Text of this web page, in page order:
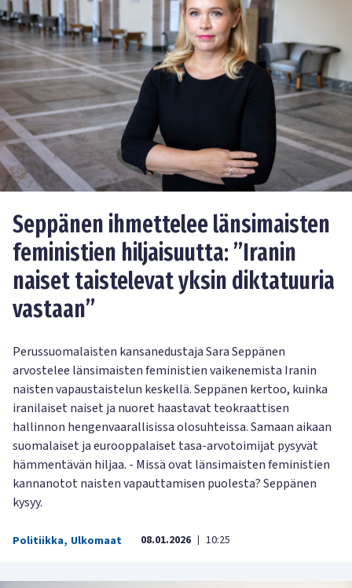
Seppänen ihmettelee länsimaisten
feministien hiljaisuutta: ”Iranin
naiset taistelevat yksin diktatuuria
vastaan”
Perussuomalaisten kansanedustaja Sara Seppänen
arvostelee länsimaisten feministien vaikenemista Iranin
naisten vapaustaistelun keskellä. Seppänen kertoo, kuinka
iranilaiset naiset ja nuoret haastavat teokraattisen
hallinnon hengenvaarallisissa olosuhteissa. Samaan aikaan
suomalaiset ja eurooppalaiset tasa-arvotoimijat pysyvät
hämmentävän hiljaa. - Missä ovat länsimaisten feministien
kannanotot naisten vapauttamisen puolesta? Seppänen
kysyy.
Politiikka, Ulkomaat 08.01.2026 | 10:25